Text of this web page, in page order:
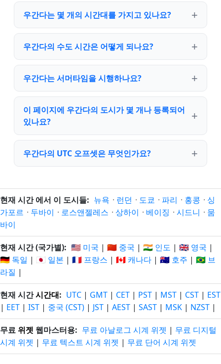
우간다는 몇 개의 시간대를 가지고 있나요?
우간다의 수도 시간은 어떻게 되나요?
우간다는 서머타임을 시행하나요?
이 페이지에 우간다의 도시가 몇 개나 등록되어
있나요?
우간다의 UTC 오프셋은 무엇인가요?
현재 시간 에서 이 도시들: 뉴욕 · 런던 · 도쿄 · 파리 · 홍콩 · 싱
가포르 · 두바이 · 로스앤젤레스 · 상하이 · 베이징 · 시드니 · 뭄
바이
현재 시간 (국가별): 🇺🇸 미국 | 🇨🇳 중국 | 🇮🇳 인도 | 🇬🇧 영국 |
🇩🇪 독일 | 🇯🇵 일본 | 🇫🇷 프랑스 | 🇨🇦 캐나다 | 🇦🇺 호주 | 🇧🇷 브
라질 |
현재 시간시간대: UTC | GMT | CET | PST | MST | CST | EST
| EET | IST | 중국 (CST) | JST | AEST | SAST | MSK | NZST |
무료 위젯 웹마스터용: 무료 아날로그 시계 위젯 | 무료 디지털
시계 위젯 | 무료 텍스트 시계 위젯 | 무료 단어 시계 위젯